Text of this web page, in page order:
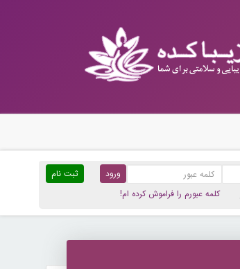
ثبت نام
کلمه عبورم را فراموش کرده ام!